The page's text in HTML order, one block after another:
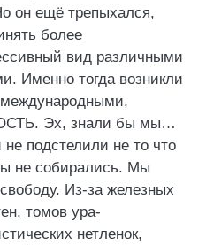
он ещё трепыхался,
более
вид различными
Именно тогда возникли
Эх, знали бы мы…
подстелили не то что
не собирались. Мы
Из-за железных
томов ура-
нетленок,